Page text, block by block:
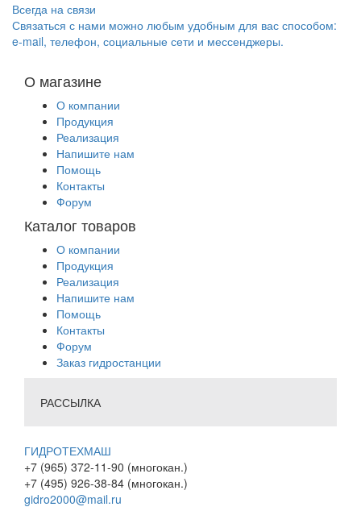
Всегда на связи
Связаться с нами можно любым удобным для вас способом:
e-mail, телефон, социальные сети и мессенджеры.
О магазине
О компании
Продукция
Реализация
Напишите нам
Помощь
Контакты
Форум
Каталог товаров
О компании
Продукция
Реализация
Напишите нам
Помощь
Контакты
Форум
Заказ гидростанции
РАССЫЛКА
ГИДРОТЕХМАШ
+7 (965) 372-11-90 (многокан.)
+7 (495) 926-38-84 (многокан.)
gidro2000@mail.ru